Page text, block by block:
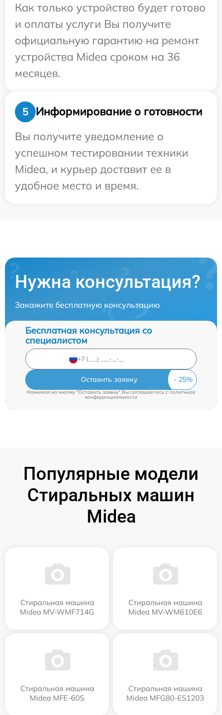
Как только устройство будет готово
и оплаты услуги Вы получите
официальную гарантию на ремонт
устройства Midea сроком на 36
месяцев.
5
Информирование о готовности
Вы получите уведомление о
успешном тестировании техники
Midea, и курьер доставит ее в
удобное место и время.
Нужна консультация?
Закажите бесплатную консультацию
Бесплатная консультация со
специалистом
Оставить заявку
Нажимая на кнопку "Оставить заявку" Вы соглашаетесь cполитикой
конфиденциальности
Популярные модели
Стиральных машин
Midea
Стиральная машина
Midea MV-WMF714G
Стиральная машина
Midea MV-WM610E6
Стиральная машина
Midea MFE-60S
Стиральная машина
Midea MFG80-ES1203